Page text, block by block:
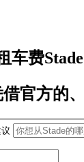
车费Stade
官方的、